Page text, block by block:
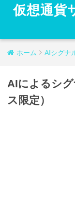
仮想通貨
ホーム AIシグナ
AIによるシ
ス限定）